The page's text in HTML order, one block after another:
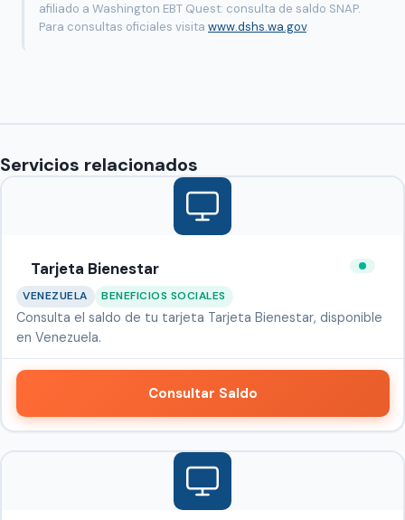
afiliado a Washington EBT Quest: consulta de saldo SNAP.
Para consultas oficiales visita www.dshs.wa.gov.
Servicios relacionados
Tarjeta Bienestar
VENEZUELA BENEFICIOS SOCIALES
Consulta el saldo de tu tarjeta Tarjeta Bienestar, disponible
en Venezuela.
Consultar Saldo